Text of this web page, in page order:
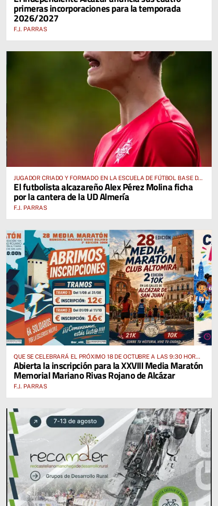
primeras incorporaciones para la temporada
2026/2027
F.J. PARRAS
JUGADOR CRIADO Y FORMADO EN LA ESCUELA DE FÚTBOL BASE DE
ALCÁZAR DE SAN JUAN
El futbolista alcazareño Alex Pérez Molina ficha
por la cantera de la UD Almería
F.J. PARRAS
QUE SE CELEBRARÁ EL PRÓXIMO 18 DE OCTUBRE A LAS 9:30 HORAS
DESDE EL PABELLÓN VICENTE PANIAGUA
Abierta la inscripción para la XXVIII Media Maratón
Memorial Mariano Rivas Rojano de Alcázar
F.J. PARRAS